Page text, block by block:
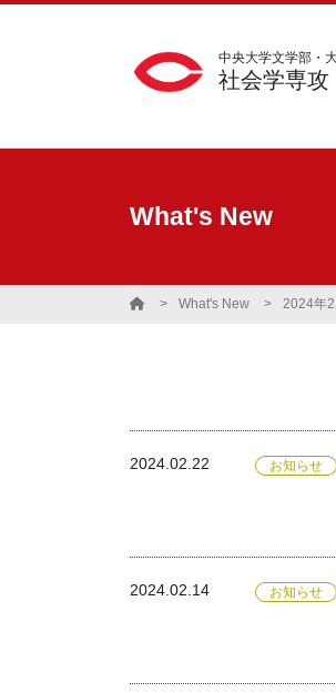
中央大学文学部・
社会学専攻
What's New
What's New 2024年2
2024.02.22 お知らせ
2024.02.14 お知らせ